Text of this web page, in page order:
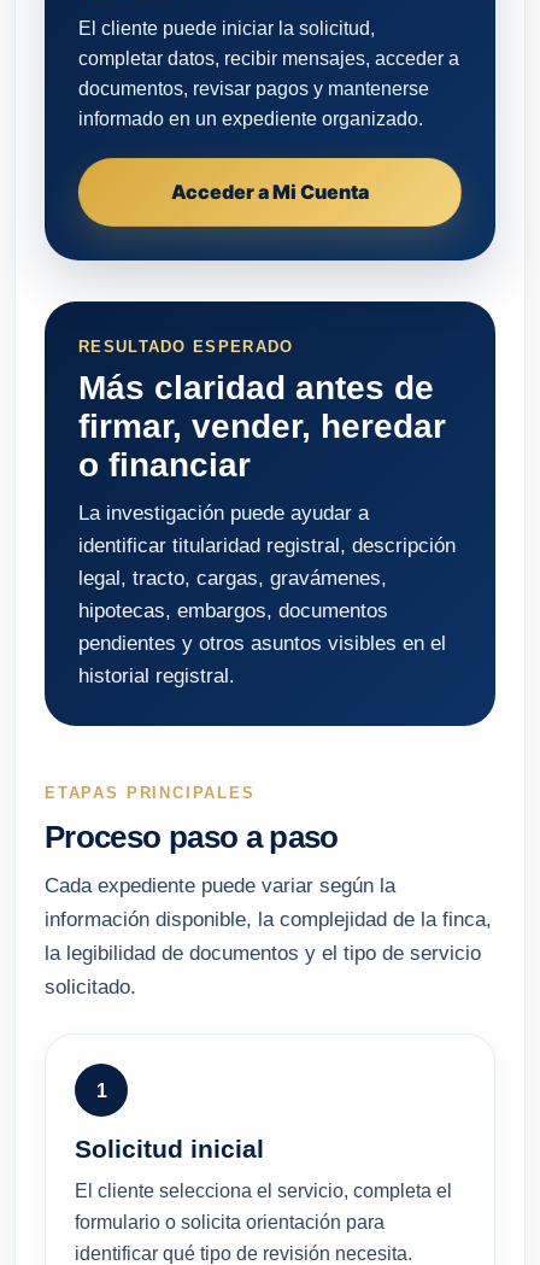
El cliente puede iniciar la solicitud,
completar datos, recibir mensajes, acceder a
documentos, revisar pagos y mantenerse
informado en un expediente organizado.
Acceder a Mi Cuenta
RESULTADO ESPERADO
Más claridad antes de
firmar, vender, heredar
o financiar
La investigación puede ayudar a
identificar titularidad registral, descripción
legal, tracto, cargas, gravámenes,
hipotecas, embargos, documentos
pendientes y otros asuntos visibles en el
historial registral.
ETAPAS PRINCIPALES
Proceso paso a paso
Cada expediente puede variar según la
información disponible, la complejidad de la finca,
la legibilidad de documentos y el tipo de servicio
solicitado.
1
Solicitud inicial
El cliente selecciona el servicio, completa el
formulario o solicita orientación para
identificar qué tipo de revisión necesita.